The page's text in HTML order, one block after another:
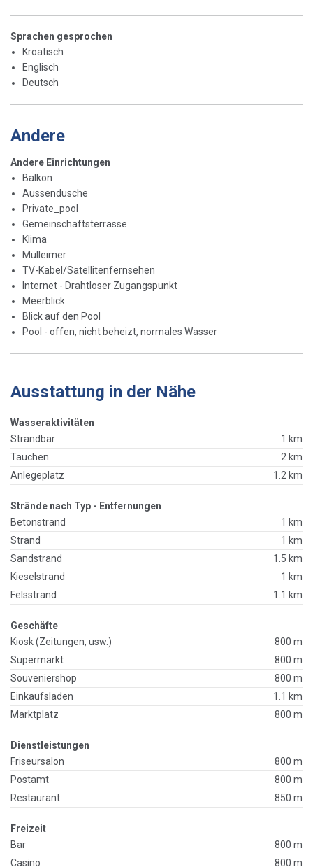
Sprachen gesprochen
Kroatisch
Englisch
Deutsch
Andere
Andere Einrichtungen
Balkon
Aussendusche
Private_pool
Gemeinschaftsterrasse
Klima
Mülleimer
TV-Kabel/Satellitenfernsehen
Internet - Drahtloser Zugangspunkt
Meerblick
Blick auf den Pool
Pool - offen, nicht beheizt, normales Wasser
Ausstattung in der Nähe
Wasseraktivitäten
Strandbar
1 km
Tauchen
2 km
Anlegeplatz
1.2 km
Strände nach Typ - Entfernungen
Betonstrand
1 km
Strand
1 km
Sandstrand
1.5 km
Kieselstrand
1 km
Felsstrand
1.1 km
Geschäfte
Kiosk (Zeitungen, usw.)
800 m
Supermarkt
800 m
Souveniershop
800 m
Einkaufsladen
1.1 km
Marktplatz
800 m
Dienstleistungen
Friseursalon
800 m
Postamt
800 m
Restaurant
850 m
Freizeit
Bar
800 m
Casino
800 m